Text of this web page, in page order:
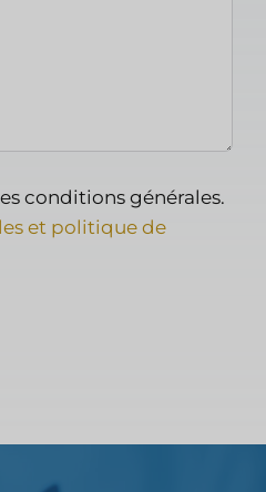
conditions générales.
et politique de